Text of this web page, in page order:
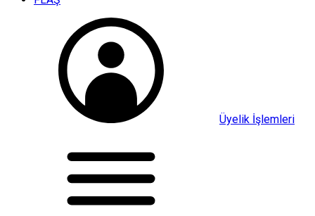
Üyelik İşlemleri